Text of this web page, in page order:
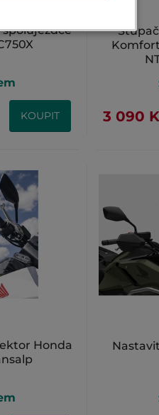
KOUPIT 3 090
Honda